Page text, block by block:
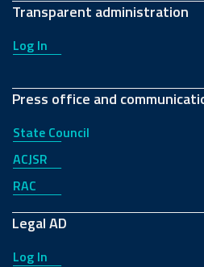
Transparent administration
Log In
Press office and
State Council
ACJSR
RAC
Legal AD
Log In